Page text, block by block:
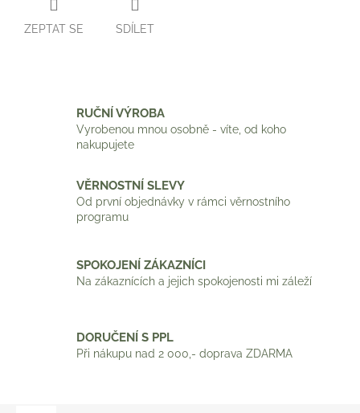
ZEPTAT SE SDÍLET
RUČNÍ VÝROBA
Vyrobenou mnou osobně - víte, od koho
nakupujete
VĚRNOSTNÍ SLEVY
Od první objednávky v rámci věrnostního
programu
SPOKOJENÍ ZÁKAZNÍCI
Na zákaznících a jejich spokojenosti mi záleží
DORUČENÍ S PPL
Při nákupu nad 2 000,- doprava ZDARMA